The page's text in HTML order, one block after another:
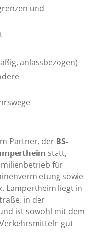
und
anlassbezogen)
Partner, der BS-
statt,
für
sowie
Lampertheim liegt in
in der
ist sowohl mit dem
gut